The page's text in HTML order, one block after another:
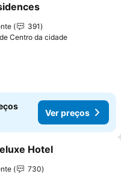
aos favoritos
391
Centro da cidade
Ver preços
aos favoritos
Hotel
730